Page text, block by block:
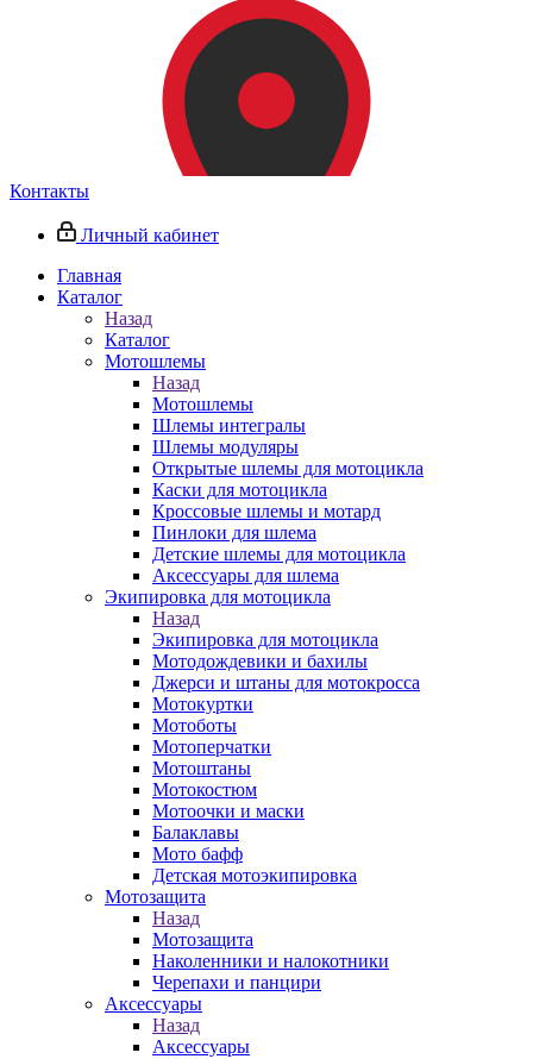
Контакты
Личный кабинет
Главная
Каталог
Назад
Каталог
Мотошлемы
Назад
Мотошлемы
Шлемы интегралы
Шлемы модуляры
Открытые шлемы для мотоцикла
Каски для мотоцикла
Кроссовые шлемы и мотард
Пинлоки для шлема
Детские шлемы для мотоцикла
Аксессуары для шлема
Экипировка для мотоцикла
Назад
Экипировка для мотоцикла
Мотодождевики и бахилы
Джерси и штаны для мотокросса
Мотокуртки
Мотоботы
Мотоперчатки
Мотоштаны
Мотокостюм
Мотоочки и маски
Балаклавы
Мото бафф
Детская мотоэкипировка
Мотозащита
Назад
Мотозащита
Наколенники и налокотники
Черепахи и панцири
Аксессуары
Назад
Аксессуары